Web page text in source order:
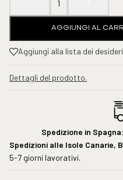
AGGIUNGI AL
Aggiungi alla lista dei desideri
Dettagli del prodotto.
Spedizione in Spagna:
Spedizioni alle Isole Canarie,
5-7 giorni lavorativi.